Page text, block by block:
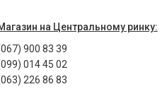
на Центральному ринку:
900 83 39
014 45 02
226 86 83